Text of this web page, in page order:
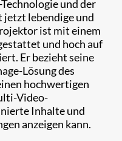
und der
lebendige und
ist mit einem
und hoch auf
Er bezieht seine
Lösung des
hochwertigen
Video-
Inhalte und
anzeigen kann.